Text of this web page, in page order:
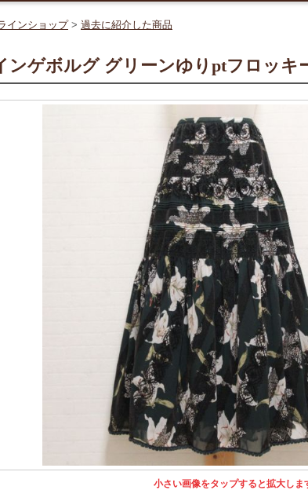
インショップ> 過去に紹介した商品
ンゲボルグ グリーンゆりptフロッキ
小さい画像をタップすると拡大しま